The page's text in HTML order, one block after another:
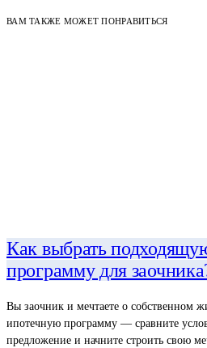
ВАМ ТАКЖЕ МОЖЕТ ПОНРАВИТЬСЯ
Как выбрать
программу для
Вы заочник и мечтаете о собственном
ипотечную программу — сравните
предложение и начните строить свою